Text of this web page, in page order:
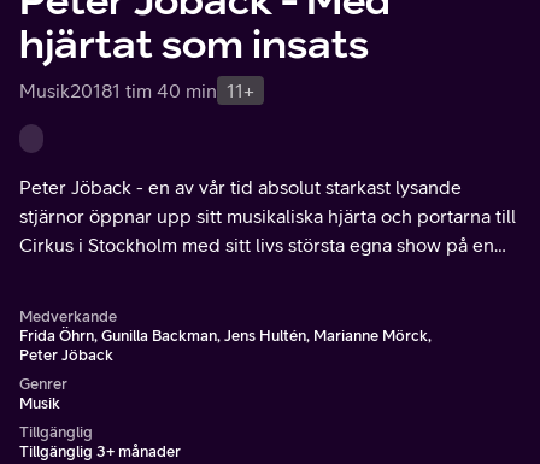
hjärtat som insats
Musik20181 tim 40 min 11+
Peter Jöback - en av vår tid absolut starkast lysande
stjärnor öppnar upp sitt musikaliska hjärta och portarna till
Cirkus i Stockholm med sitt livs största egna show på en
Medverkande
Frida Öhrn, Gunilla Backman, Jens Hultén, Marianne Mörck,
Peter Jöback
Genrer
Musik
Tillgänglig
Tillgänglig 3+ månader